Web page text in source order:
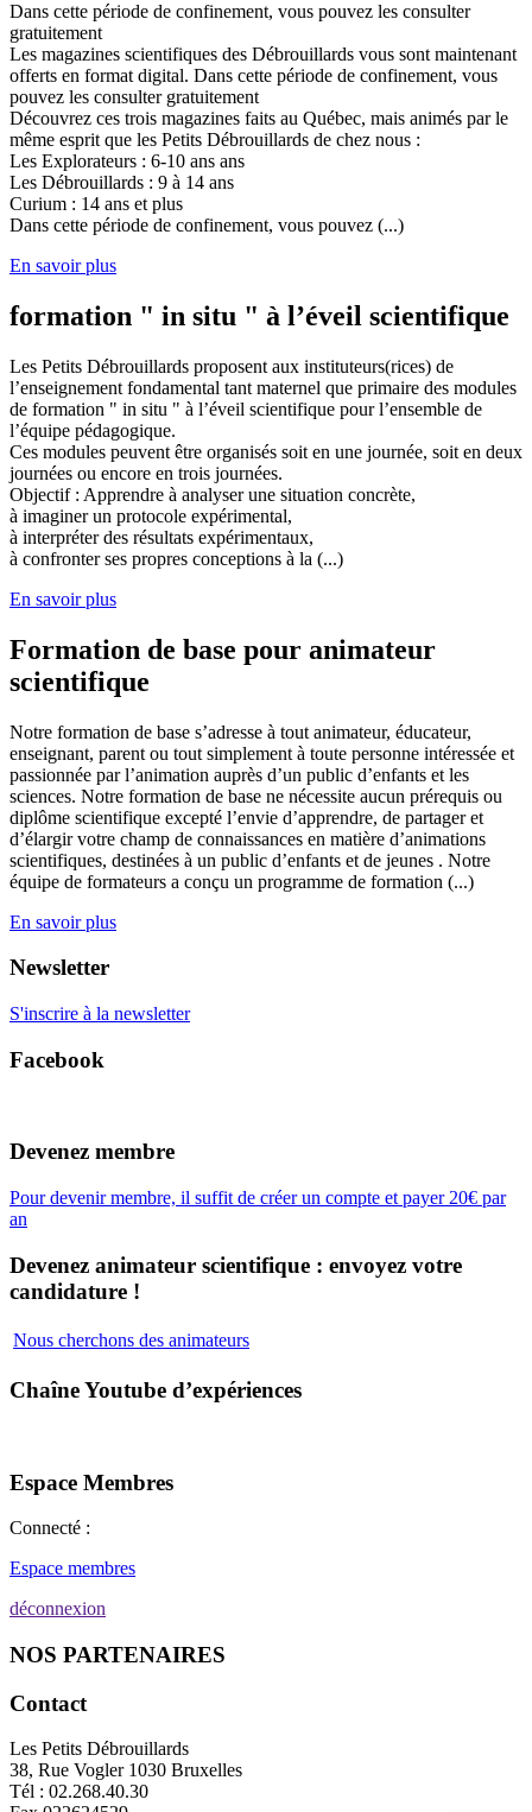
Dans cette période de confinement, vous pouvez les consulter
gratuitement
Les magazines scientifiques des Débrouillards vous sont maintenant
offerts en format digital. Dans cette période de confinement, vous
pouvez les consulter gratuitement
Découvrez ces trois magazines faits au Québec, mais animés par le
même esprit que les Petits Débrouillards de chez nous :
Les Explorateurs : 6-10 ans ans
Les Débrouillards : 9 à 14 ans
Curium : 14 ans et plus
Dans cette période de confinement, vous pouvez (...)
En savoir plus
formation " in situ " à l’éveil scientifique
Les Petits Débrouillards proposent aux instituteurs(rices) de
l’enseignement fondamental tant maternel que primaire des modules
de formation " in situ " à l’éveil scientifique pour l’ensemble de
l’équipe pédagogique.
Ces modules peuvent être organisés soit en une journée, soit en deux
journées ou encore en trois journées.
Objectif : Apprendre à analyser une situation concrète,
à imaginer un protocole expérimental,
à interpréter des résultats expérimentaux,
à confronter ses propres conceptions à la (...)
En savoir plus
Formation de base pour animateur
scientifique
Notre formation de base s’adresse à tout animateur, éducateur,
enseignant, parent ou tout simplement à toute personne intéressée et
passionnée par l’animation auprès d’un public d’enfants et les
sciences. Notre formation de base ne nécessite aucun prérequis ou
diplôme scientifique excepté l’envie d’apprendre, de partager et
d’élargir votre champ de connaissances en matière d’animations
scientifiques, destinées à un public d’enfants et de jeunes . Notre
équipe de formateurs a conçu un programme de formation (...)
En savoir plus
Newsletter
S'inscrire à la newsletter
Facebook
Devenez membre
Pour devenir membre, il suffit de créer un compte et payer 20€ par
an
Devenez animateur scientifique : envoyez votre
candidature !
Nous cherchons des animateurs
Chaîne Youtube d’expériences
Espace Membres
Connecté :
Espace membres
déconnexion
NOS PARTENAIRES
Contact
Les Petits Débrouillards
38, Rue Vogler 1030 Bruxelles
Tél : 02.268.40.30